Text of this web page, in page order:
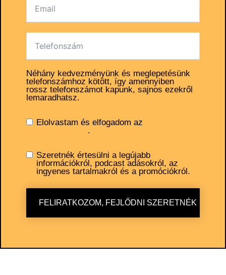
Néhány kedvezményünk és meglepetésünk
telefonszámhoz kötött, így amennyiben
rossz telefonszámot kapunk, sajnos ezekről
lemaradhatsz.
Elolvastam és elfogadom az
.
Szeretnék értesülni a legújabb
információkról, podcast adásokról, az
ingyenes tartalmakról és a promóciókról.
FELIRATKOZOM, FEJLŐDNI SZERETNÉK